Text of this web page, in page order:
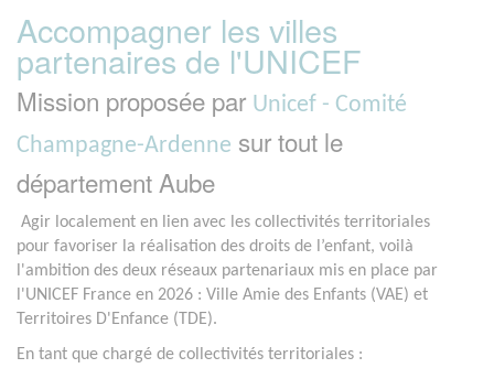
Accompagner les villes
partenaires de l'UNICEF
Mission proposée par Unicef - Comité
Champagne-Ardenne sur tout le
département Aube
Agir localement en lien avec les collectivités territoriales
pour favoriser la réalisation des droits de l’enfant, voilà
l'ambition des deux réseaux partenariaux mis en place par
l'UNICEF France en 2026 : Ville Amie des Enfants (VAE) et
Territoires D'Enfance (TDE).
En tant que chargé de collectivités territoriales :